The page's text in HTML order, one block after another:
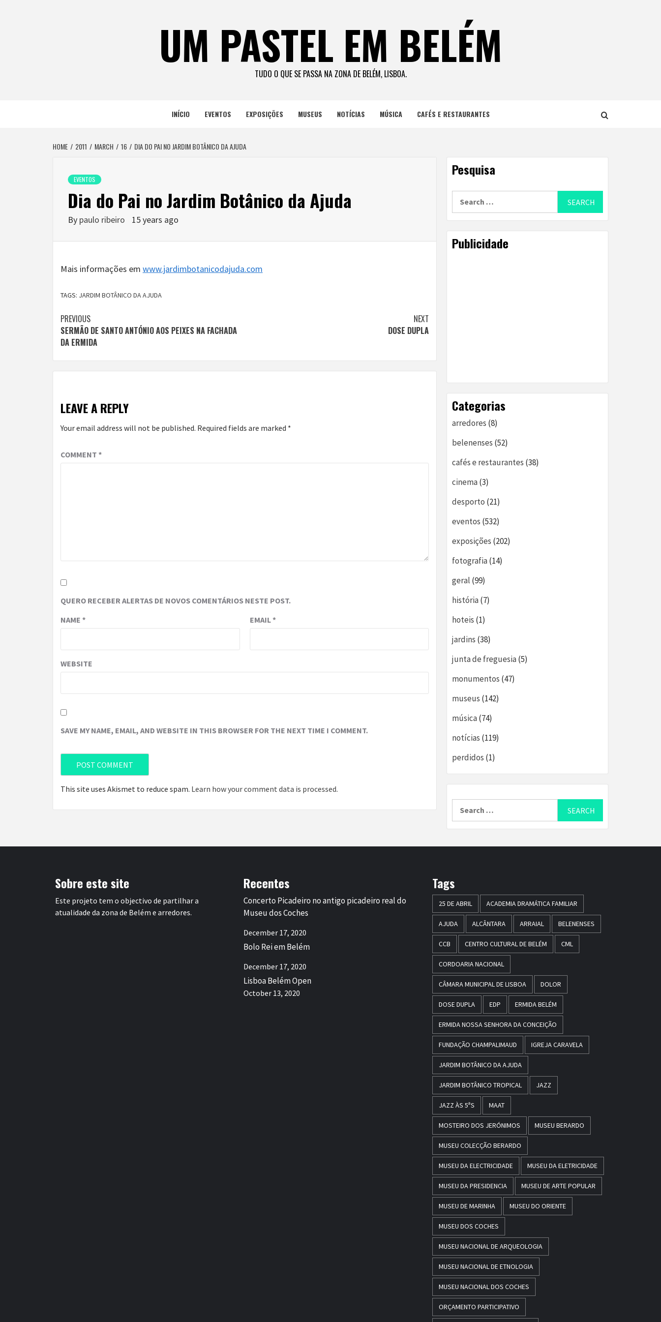
UM PASTEL EM BELÉM
TUDO O QUE SE PASSA NA ZONA DE BELÉM, LISBOA.
INÍCIO EVENTOS EXPOSIÇÕES MUSEUS NOTÍCIAS MÚSICA CAFÉS E RESTAURANTES
HOME 2011 MARCH 16 DIA DO PAI NO JARDIM BOTÂNICO DA AJUDA
EVENTOS
Dia do Pai no Jardim Botânico da Ajuda
By paulo ribeiro 15 years ago
Mais informações em www.jardimbotanicodajuda.com
TAGS: JARDIM BOTÂNICO DA AJUDA
Continue
Reading
PREVIOUS
SERMÃO DE SANTO ANTÓNIO AOS PEIXES NA FACHADA
DA ERMIDA
NEXT
DOSE DUPLA
LEAVE A REPLY
Your email address will not be published. Required fields are marked *
COMMENT *
QUERO RECEBER ALERTAS DE NOVOS COMENTÁRIOS NESTE POST.
NAME * EMAIL*
WEBSITE
SAVE MY NAME, EMAIL, AND WEBSITE IN THIS BROWSER FOR THE NEXT TIME I COMMENT.
This site uses Akismet to reduce spam. Learn how your comment data is processed.
Pesquisa
Publicidade
Categorias
arredores (8)
belenenses (52)
cafés e restaurantes (38)
cinema(3)
desporto (21)
eventos (532)
exposições (202)
fotografia(14)
geral (99)
história(7)
hoteis (1)
jardins (38)
junta de freguesia(5)
monumentos (47)
museus (142)
música(74)
notícias (119)
perdidos (1)
Sobre este site
Este projeto tem o objectivo de partilhar a
atualidade da zona de Belém e arredores.
Recentes
Concerto Picadeiro no antigo picadeiro real do
Museu dos Coches
December 17, 2020
Bolo Rei em Belém
December 17, 2020
Lisboa Belém Open
October 13, 2020
Tags
25 DE ABRIL ACADEMIA DRAMÁTICA FAMILIAR
AJUDA ALCÂNTARA ARRAIAL BELENENSES
CCB CENTRO CULTURAL DE BELÉM CML
CORDOARIA NACIONAL
CÂMARA MUNICIPAL DE LISBOA DOLOR
DOSE DUPLA EDP ERMIDA BELÉM
ERMIDA NOSSA SENHORA DA CONCEIÇÃO
FUNDAÇÃO CHAMPALIMAUD IGREJA CARAVELA
JARDIM BOTÂNICO DA AJUDA
JARDIM BOTÂNICO TROPICAL JAZZ
JAZZ ÀS 5ªS MAAT
MOSTEIRO DOS JERÓNIMOS MUSEU BERARDO
MUSEU COLECÇÃO BERARDO
MUSEU DA ELECTRICIDADE MUSEU DA ELETRICIDADE
MUSEU DA PRESIDENCIA MUSEU DE ARTE POPULAR
MUSEU DE MARINHA MUSEU DO ORIENTE
MUSEU DOS COCHES
MUSEU NACIONAL DE ARQUEOLOGIA
MUSEU NACIONAL DE ETNOLOGIA
MUSEU NACIONAL DOS COCHES
ORÇAMENTO PARTICIPATIVO